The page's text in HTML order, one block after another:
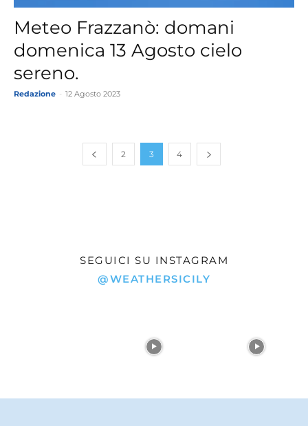
Meteo Frazzanò: domani
domenica 13 Agosto cielo
sereno.
Redazione 12 Agosto 2023
2 3 4
SEGUICI SU INSTAGRAM
@WEATHERSICILY